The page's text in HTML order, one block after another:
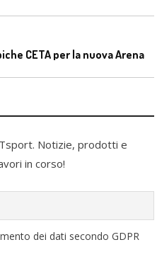
Notizie, prodotti e
in corso!
dei dati secondo GDPR